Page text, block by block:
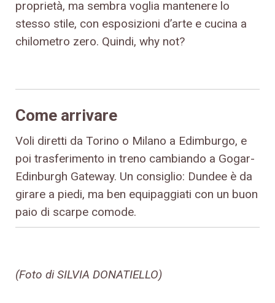
proprietà, ma sembra voglia mantenere lo
stesso stile, con esposizioni d’arte e cucina a
chilometro zero. Quindi, why not?
Come arrivare
Voli diretti da Torino o Milano a Edimburgo, e
poi trasferimento in treno cambiando a Gogar-
Edinburgh Gateway. Un consiglio: Dundee è da
girare a piedi, ma ben equipaggiati con un buon
paio di scarpe comode.
(Foto di SILVIA DONATIELLO)